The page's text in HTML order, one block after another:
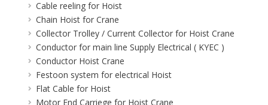
Cable reeling for Hoist
Chain Hoist for Crane
Collector Trolley / Current Collector for Hoist Crane
Conductor for main line Supply Electrical ( KYEC )
Conductor Hoist Crane
Festoon system for electrical Hoist
Flat Cable for Hoist
Motor End Carriege for Hoist Crane